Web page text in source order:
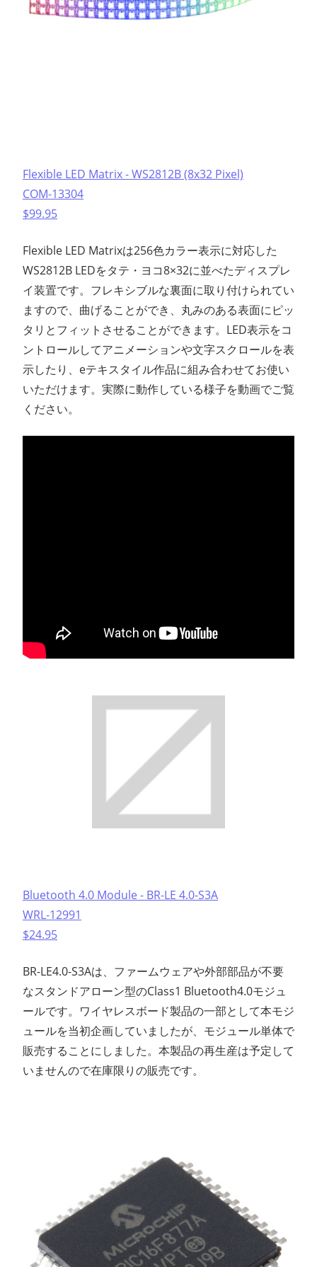
Flexible LED Matrix - WS2812B (8x32 Pixel)
COM-13304
$99.95
Flexible LED Matrixは256色カラー表示に対応した
WS2812B LEDをタテ・ヨコ8×32に並べたディスプレ
イ装置です。フレキシブルな裏面に取り付けられてい
ますので、曲げることができ、丸みのある表面にピッ
タリとフィットさせることができます。LED表示をコ
ントロールしてアニメーションや文字スクロールを表
示したり、eテキスタイル作品に組み合わせてお使い
いただけます。実際に動作している様子を動画でご覧
ください。
Bluetooth 4.0 Module - BR-LE 4.0-S3A
WRL-12991
$24.95
BR-LE4.0-S3Aは、ファームウェアや外部部品が不要
なスタンドアローン型のClass1 Bluetooth4.0モジュ
ールです。ワイヤレスボード製品の一部として本モジ
ュールを当初企画していましたが、モジュール単体で
販売することにしました。本製品の再生産は予定して
いませんので在庫限りの販売です。